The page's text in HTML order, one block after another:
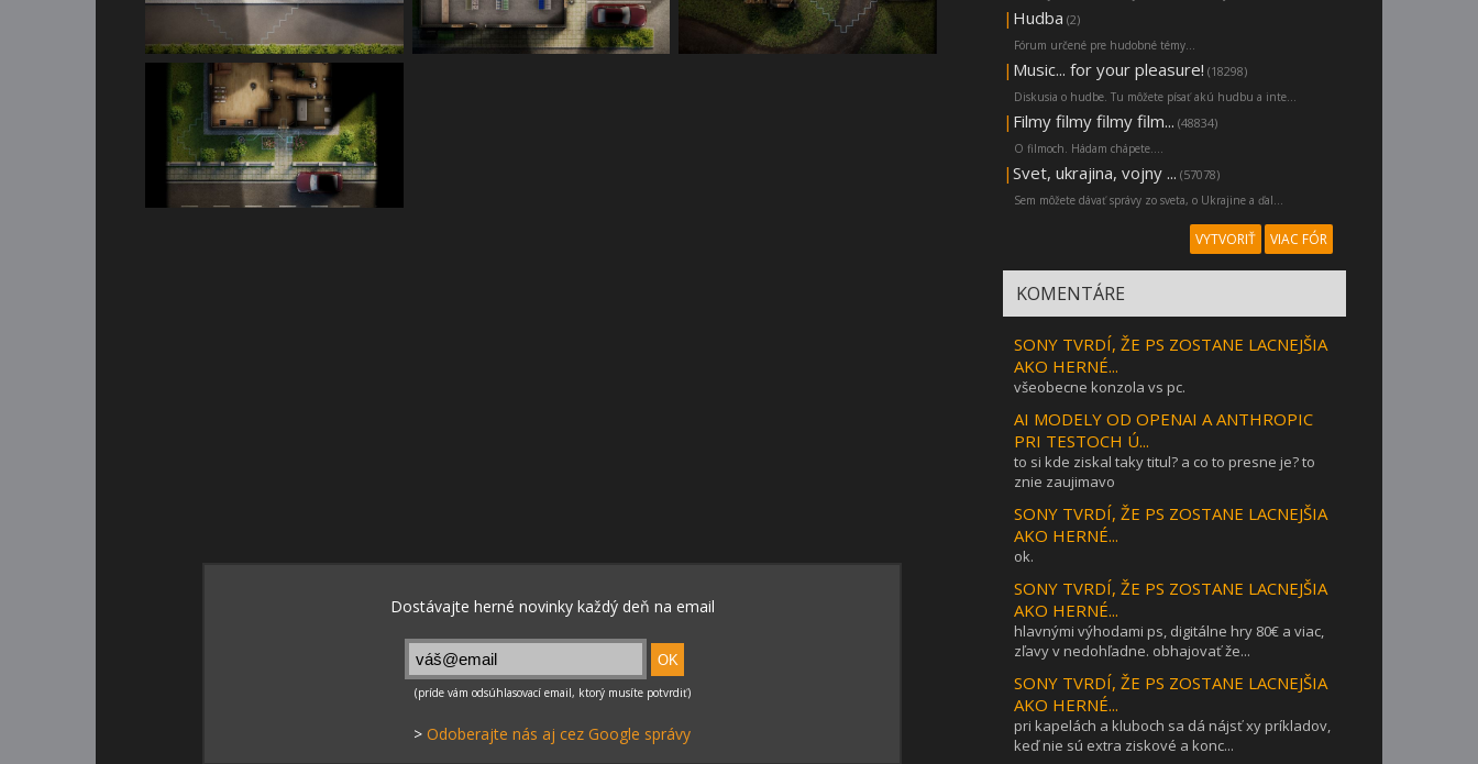
> Odoberajte nás aj cez Google správy
| Hudba (2)
Fórum určené pre hudobné témy...
| Music... for your pleasure! (18298)
Diskusia o hudbe. Tu môžete písať akú hudbu a inte...
| Filmy filmy filmy film... (48834)
O filmoch. Hádam chápete....
| Svet, ukrajina, vojny ... (57078)
Sem môžete dávať správy zo sveta, o Ukrajine a ďal...
VYTVORIŤ VIAC FÓR
KOMENTÁRE
SONY TVRDÍ, ŽE PS ZOSTANE LACNEJŠIA
AKO HERNÉ...
všeobecne konzola vs pc.
AI MODELY OD OPENAI A ANTHROPIC
PRI TESTOCH Ú...
to si kde ziskal taky titul? a co to presne je? to
znie zaujimavo
SONY TVRDÍ, ŽE PS ZOSTANE LACNEJŠIA
AKO HERNÉ...
ok.
SONY TVRDÍ, ŽE PS ZOSTANE LACNEJŠIA
AKO HERNÉ...
hlavnými výhodami ps, digitálne hry 80€ a viac,
zľavy v nedohľadne. obhajovať že...
SONY TVRDÍ, ŽE PS ZOSTANE LACNEJŠIA
AKO HERNÉ...
pri kapelách a kluboch sa dá nájsť xy príkladov,
keď nie sú extra ziskové a konc...